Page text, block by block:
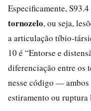
Especificamente,
tornozelo, ou seja,
a articulação tíbio-
10 é “Entorse e
diferenciação entre os
nesse código — ambos
estiramento ou ruptura